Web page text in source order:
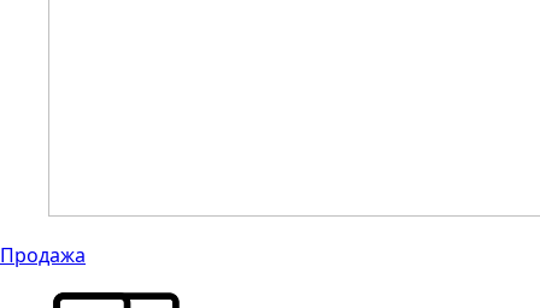
Продажа